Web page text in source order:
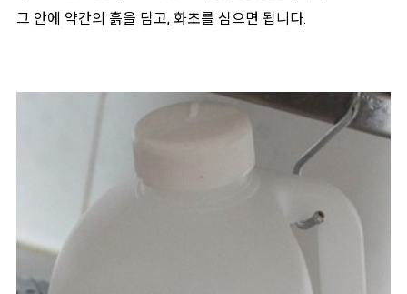
그 안에 약간의 흙을 담고, 화초를 심으면 됩니다.